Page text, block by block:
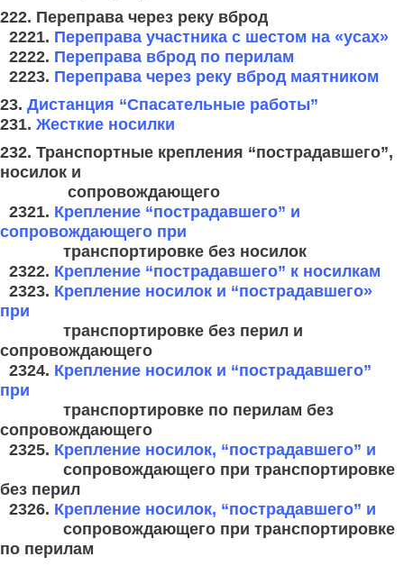
222. Переправа через реку вброд
2221. Переправа участника с шестом на «усах»
2222. Переправа вброд по перилам
2223. Переправа через реку вброд маятником
23. Дистанция “Спасательные работы”
231. Жесткие носилки
232. Транспортные крепления “пострадавшего”,
носилок и
сопровождающего
2321. Крепление “пострадавшего” и
сопровождающего при
транспортировке без носилок
2322. Крепление “пострадавшего” к носилкам
2323. Крепление носилок и “пострадавшего»
при
транспортировке без перил и
сопровождающего
2324. Крепление носилок и “пострадавшего”
при
транспортировке по перилам без
сопровождающего
2325. Крепление носилок, “пострадавшего” и
сопровождающего при транспортировке
без перил
2326. Крепление носилок, “пострадавшего” и
сопровождающего при транспортировке
по перилам